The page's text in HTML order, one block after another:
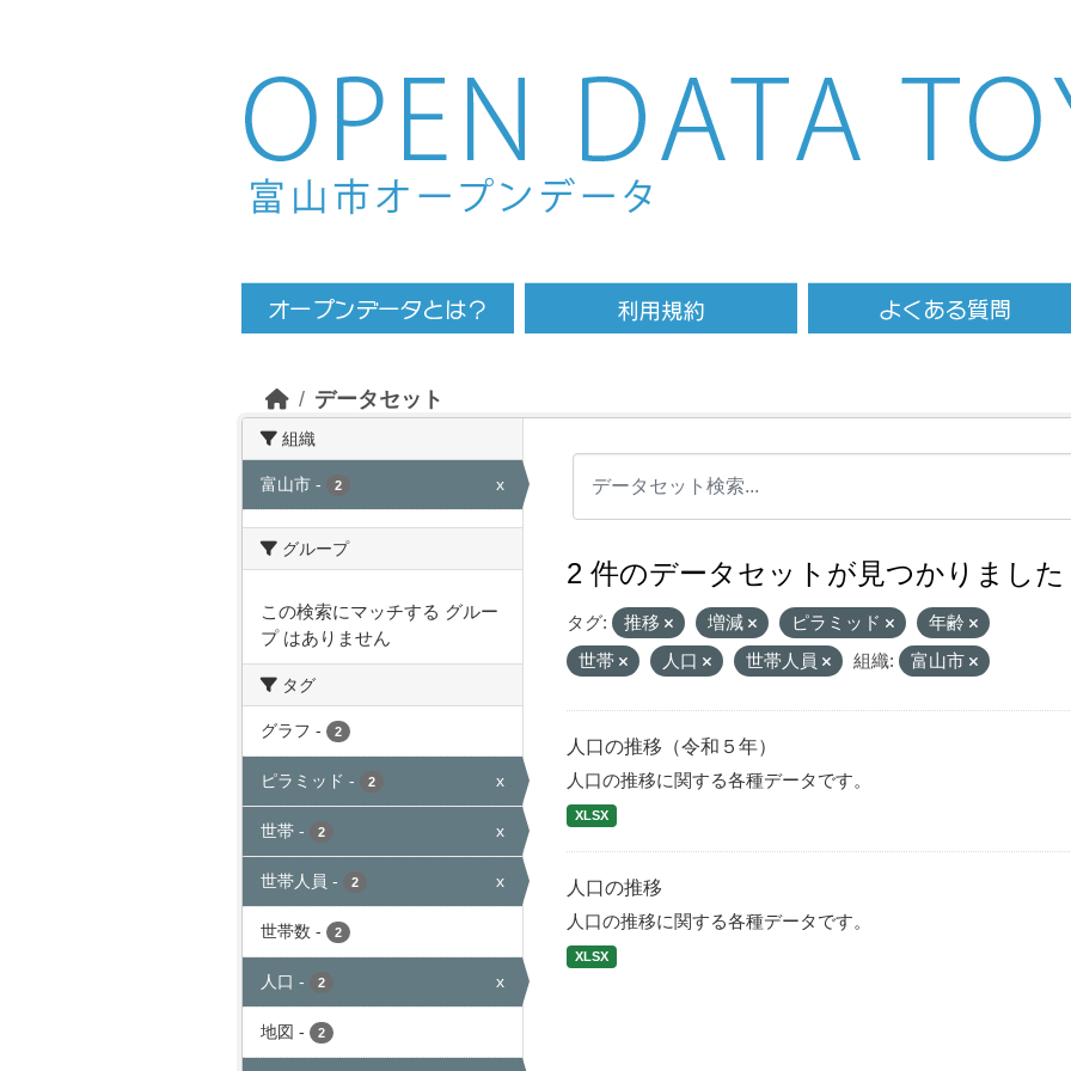
Skip to main content
データセット
組織
富山市 - 2 x
グループ
この検索にマッチする グルー
プ はありません
タグ
グラフ - 2
ピラミッド - 2 x
世帯 - 2 x
世帯人員 - 2 x
世帯数 - 2
人口 - 2 x
地図 - 2
2 件のデータセットが見つかりました
タグ: 推移 増減 ピラミッド
年齢
世帯
人口 世帯人員 組織: 富山市
人口の推移（令和５年）
人口の推移に関する各種データです。
XLSX
人口の推移
人口の推移に関する各種データです。
XLSX